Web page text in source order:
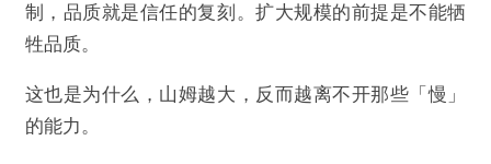
制，品质就是信任的复刻。扩大规模的前提是不能牺
牲品质。
这也是为什么，山姆越大，反而越离不开那些「慢」
的能力。